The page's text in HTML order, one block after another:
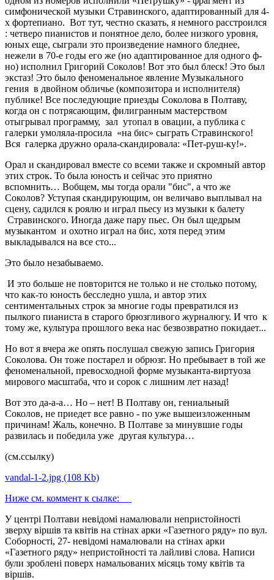
симфонической музыки Стравинского, адаптированный для 4-
х фортепиано. Вот тут, честно сказать, я немного расстроился
: четверо пианистов и понятное дело, более низкого уровня,
юных еще, сыграли это произведение намного бледнее,
нежели в 70-е годы его же (но адаптированное для одного ф-
но) исполнил Григорий Соколов! Вот это был блеск! Это был
экстаз! Это было феноменальное явление Музыкального
гения в двойном обличье (композитора и исполнителя)
публике! Все последующие приезды Соколова в Полтаву,
когда он с потрясающим, филигранным мастерством
отыгрывал программу, зал утопал в овации, а публика с
галерки умоляла-просила «на бис» сыграть Стравинского!
Вся галерка дружно орала-скандировала: «Пет-руш-ку!».
Орал и скандировал вместе со всеми также и скромный автор
этих строк. То была юность и сейчас это приятно
вспомнить… Вобщем, мы тогда орали "бис", а что же
Соколов? Уступая скандирующим, он величаво выплывал на
сцену, садился к роялю и играл пьесу из музыки к балету
Стравинского. Иногда даже пару пьес. Он был щедрым
музыкантом и охотно играл на бис, хотя перед этим
выкладывался на все сто...
Это было незабываемо.
И это больше не повторится не только и не столько потому,
что как-то юность бесследно ушла, и автор этих
сентиментальных строк за многие годы превратился из
пылкого пианиста в старого брюзгливого журналюгу. И что к
тому же, культура прошлого века нас безвозвратно покидает...
Но вот я вчера же опять послушал свежую запись Григория
Соколова. Он тоже постарел и обрюзг. Но пребывает в той же
феноменальной, превосходной форме музыканта-виртуоза
мирового масштаба, что и сорок с лишним лет назад!
Вот это да-а-а… Но – нет! В Полтаву он, гениальный
Соколов, не приедет все равно - по уже вышеизложенным
причинам! Жаль, конечно. В Полтаве за минувшие годы
развилась и победила уже другая культура…
(cм.ссылку)
vandal-1-2.jpg (108 Kb)
Ниже см. коммент к сылке:
У центрі Полтави невідомі намалювали непристойності
зверху віршів та квітів на стінах арки «Газетного ряду» по вул.
Соборності, 27- невідомі намалювали на стінах арки
«Газетного ряду» непристойності та лайливі слова. Написи
були зроблені поверх намальованих місяць тому квітів та
віршів.